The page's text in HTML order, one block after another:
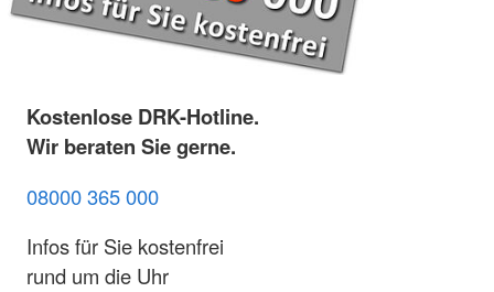
Kostenlose DRK-Hotline.
Wir beraten Sie gerne.
08000 365 000
Infos für Sie kostenfrei
rund um die Uhr